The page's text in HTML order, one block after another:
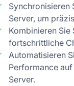
Synchronisieren
Server, um
Kombinieren Sie
fortschrittliche
Automatisieren
Performance auf
Server.